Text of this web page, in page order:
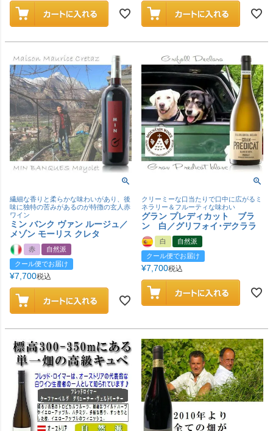
繊細な香りと柔らかな味わいがあり、後
味に独特の苦みがあるのが特徴の玄人赤
ワイン
ミン バンク ヴァン ルージュ／
メゾン モーリス クレタ
赤
自然派
クール便でお届け
¥7,700税込
クリーミーな口当たりで口中に広がるミ
ネラリー＆フルーティな味わい
グラン プレディカット ブラ
ン 白／グリフォイ･デクララ
白
自然派
クール便でお届け
¥7,700税込